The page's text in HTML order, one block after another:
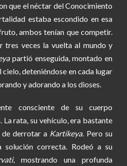
que el néctar del Conocimiento
estaba escondido en esa
ambos tenían que competir.
tres veces la vuelta al mundo y
partió enseguida, montado en
deteniéndose en cada lugar
y adorando a los dioses.
consciente de su cuerpo
rata, su vehículo, era bastante
derrotar a Kartikeya. Pero su
correcta. Rodeó a su
, mostrando una profunda